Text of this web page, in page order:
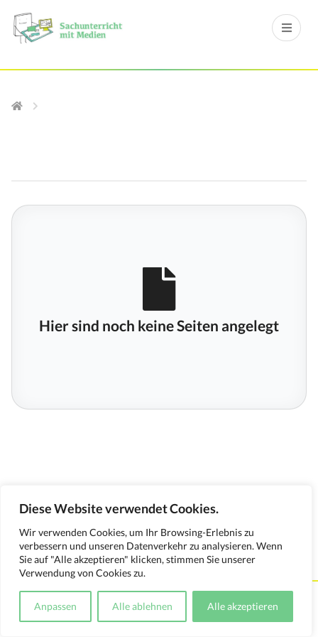
Diese Website verwendet Cookies.
Wir verwenden Cookies, um Ihr Browsing-Erlebnis zu
verbessern und unseren Datenverkehr zu analysieren. Wenn
Sie auf "Alle akzeptieren" klicken, stimmen Sie unserer
Verwendung von Cookies zu.
Anpassen Alle ablehnen Alle akzeptieren
Hier sind noch keine Seiten angelegt
Kontakt Impressum Datenschutzerklärung
Medienverwendungsnachweis